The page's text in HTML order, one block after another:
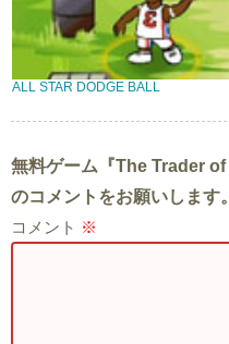
ALL STAR DODGE BALL
無料ゲーム『The Trader
のコメントをお願いします。
コメント ※